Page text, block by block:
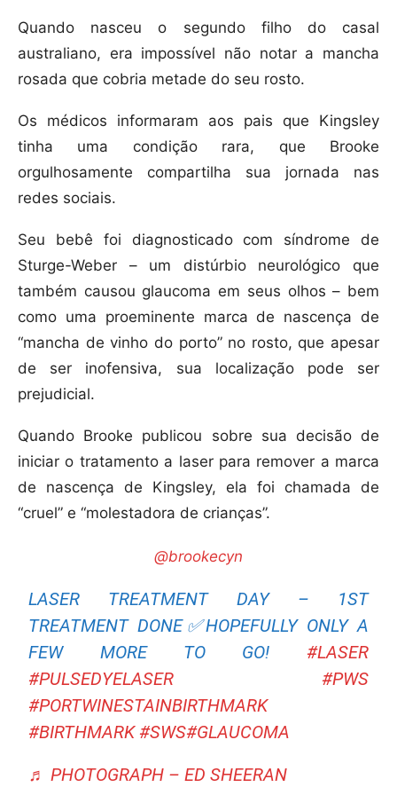
Quando nasceu o segundo filho do casal
australiano, era impossível não notar a mancha
rosada que cobria metade do seu rosto.
Os médicos informaram aos pais que Kingsley
tinha uma condição rara, que Brooke
orgulhosamente compartilha sua jornada nas
redes sociais.
Seu bebê foi diagnosticado com síndrome de
Sturge-Weber – um distúrbio neurológico que
também causou glaucoma em seus olhos – bem
como uma proeminente marca de nascença de
“mancha de vinho do porto” no rosto, que apesar
de ser inofensiva, sua localização pode ser
prejudicial.
Quando Brooke publicou sobre sua decisão de
iniciar o tratamento a laser para remover a marca
de nascença de Kingsley, ela foi chamada de
“cruel” e “molestadora de crianças”.
@brookecyn
LASER TREATMENT DAY – 1ST
TREATMENT DONE✅HOPEFULLY ONLY A
FEW MORE TO GO! #LASER
#PULSEDYELASER
#PWS
#PORTWINESTAINBIRTHMARK
#BIRTHMARK #SWS#GLAUCOMA
♬ PHOTOGRAPH – ED SHEERAN